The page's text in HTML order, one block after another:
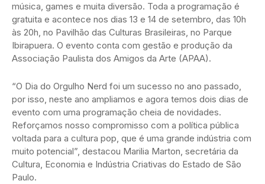
música, games e muita diversão. Toda a programação é
gratuita e acontece nos dias 13 e 14 de setembro, das 10h
às 20h, no Pavilhão das Culturas Brasileiras, no Parque
Ibirapuera. O evento conta com gestão e produção da
Associação Paulista dos Amigos da Arte (APAA).
“O Dia do Orgulho Nerd foi um sucesso no ano passado,
por isso, neste ano ampliamos e agora temos dois dias de
evento com uma programação cheia de novidades.
Reforçamos nosso compromisso com a política pública
voltada para a cultura pop, que é uma grande indústria com
muito potencial”, destacou Marilia Marton, secretária da
Cultura, Economia e Indústria Criativas do Estado de São
Paulo.